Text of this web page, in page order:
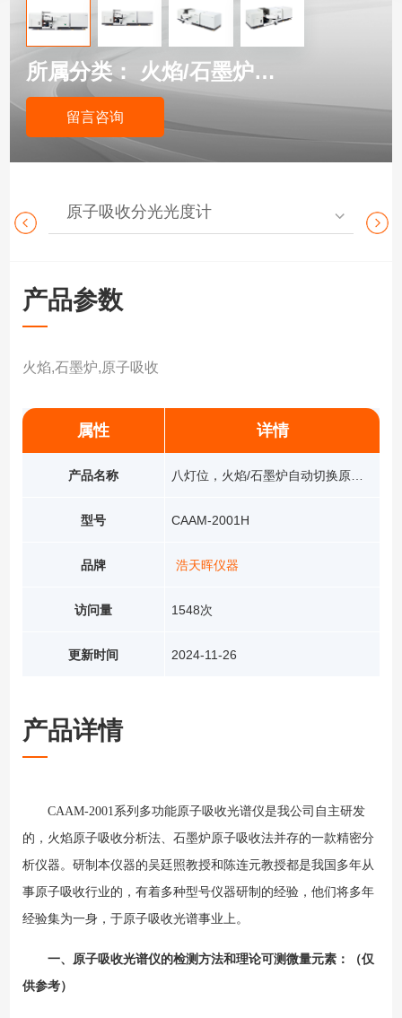
所属分类： 火焰/石墨炉自动切换原子吸收
留言咨询
原子吸收分光光度计 紫
产品参数
火焰,石墨炉,原子吸收
属性
产品名称
型号
品牌
访问量
更新时间
详情
八灯位，火焰/石墨炉自动切换原子吸收
CAAM-2001H
浩天晖仪器
1548次
2024-11-26
产品详情
CAAM-2001系列多功能原子吸收光谱仪是我公司自主研发
的，火焰原子吸收分析法、石墨炉原子吸收法并存的一款精密分
析仪器。研制本仪器的吴廷照教授和陈连元教授都是我国多年从
事原子吸收行业的，有着多种型号仪器研制的经验，他们将多年
经验集为一身，于原子吸收光谱事业上。
一、原子吸收光谱仪的检测方法和理论可测微量元素：（仅
供参考）